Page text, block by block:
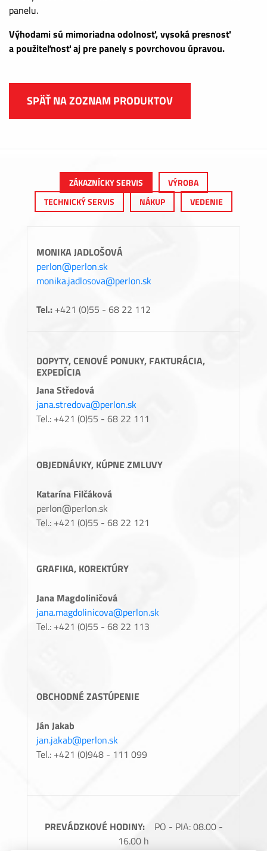
panelu.
Výhodami sú mimoriadna odolnosť, vysoká presnosť
a použiteľnosť aj pre panely s povrchovou úpravou.
SPÄŤ NA ZOZNAM PRODUKTOV
ZÁKAZNÍCKY SERVIS
VÝROBA
TECHNICKÝ SERVIS
NÁKUP VEDENIE
MONIKA JADLOŠOVÁ
perlon@perlon.sk
monika.jadlosova@perlon.sk
Tel.: +421 (0)55 - 68 22 112
DOPYTY, CENOVÉ PONUKY, FAKTURÁCIA,
EXPEDÍCIA
Jana Středová
jana.stredova@perlon.sk
Tel.: +421 (0)55 - 68 22 111
OBJEDNÁVKY, KÚPNE ZMLUVY
Katarína Filčáková
perlon@perlon.sk
Tel.: +421 (0)55 - 68 22 121
GRAFIKA, KOREKTÚRY
Jana Magdoliničová
jana.magdolinicova@perlon.sk
Tel.: +421 (0)55 - 68 22 113
OBCHODNÉ ZASTÚPENIE
Ján Jakab
jan.jakab@perlon.sk
Tel.: +421 (0)948 - 111 099
PREVÁDZKOVÉ HODINY:
PO - PIA: 08.00 -
16.00 h